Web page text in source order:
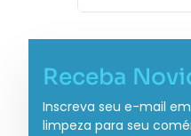
Receba
Inscreva seu e-mail
limpeza para seu